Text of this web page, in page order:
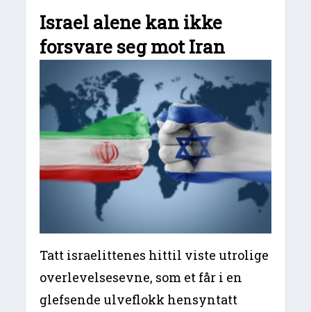
Israel alene kan ikke
forsvare seg mot Iran
Tatt israelittenes hittil viste utrolige
overlevelsesevne, som et får i en
glefsende ulveflokk hensyntatt